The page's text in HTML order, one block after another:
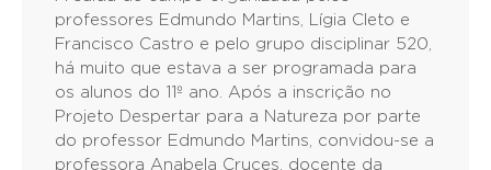
professores Edmundo Martins, Lígia Cleto e
Francisco Castro e pelo grupo disciplinar 520,
há muito que estava a ser programada para
os alunos do 11º ano. Após a inscrição no
Projeto Despertar para a Natureza por parte
do professor Edmundo Martins, convidou-se a
professora Anabela Cruces, docente da